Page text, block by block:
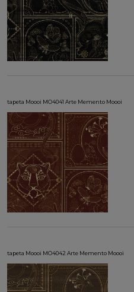
tapeta Moooi MO4041 Arte Memento Moooi
tapeta Moooi MO4042 Arte Memento Moooi